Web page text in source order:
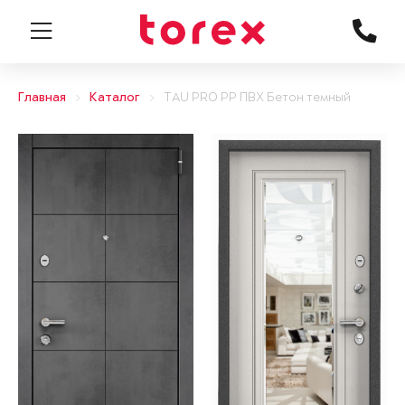
Главная Каталог TAU PRO PP ПВХ Бетон темный